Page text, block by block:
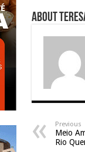
About
Previous
Meio
Rio